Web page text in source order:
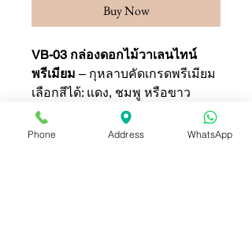
Buy Now
VB-03 กล่องดอกไม้วาเลนไทน์
พรีเมียม – กุหลาบคัดเกรดพรีเมียม
เลือกสีได้: แดง, ชมพู หรือขาว
การจัดส่ง: ส่งด่วนทั่ว กรุงเทพฯ
และพัทยา
Phone Address WhatsApp